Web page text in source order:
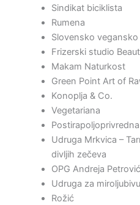
Sindikat biciklista
Rumena
Slovensko
Frizerski studio
Makam Naturkost
Green Point Art of
Konoplja & Co.
Vegetariana
Udruga Mrkvica –
divljih zečeva
OPG Andreja Petrović
Udruga za
Rožić